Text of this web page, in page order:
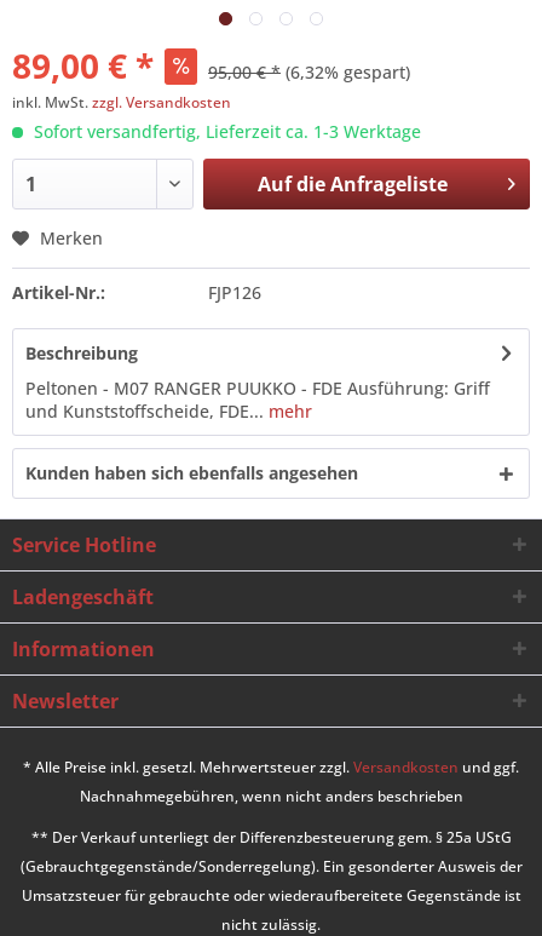
89,00 € * 95,00 € * (6,32% gespart)
inkl. MwSt.zzgl. Versandkosten
Sofort versandfertig, Lieferzeit ca. 1-3 Werktage
Auf dieAnfrageliste
Merken
Artikel-Nr.: FJP126
Beschreibung
Peltonen - M07 RANGER PUUKKO - FDE Ausführung: Griff
und Kunststoffscheide, FDE... mehr
Kunden haben sich ebenfalls angesehen
Service Hotline
Ladengeschäft
Informationen
Newsletter
* Alle Preise inkl. gesetzl. Mehrwertsteuer zzgl.Versandkosten und ggf.
Nachnahmegebühren, wenn nicht anders beschrieben
** Der Verkauf unterliegt der Differenzbesteuerung gem. § 25a UStG
(Gebrauchtgegenstände/Sonderregelung). Ein gesonderter Ausweis der
Umsatzsteuer für gebrauchte oder wiederaufbereitete Gegenstände ist
nicht zulässig.